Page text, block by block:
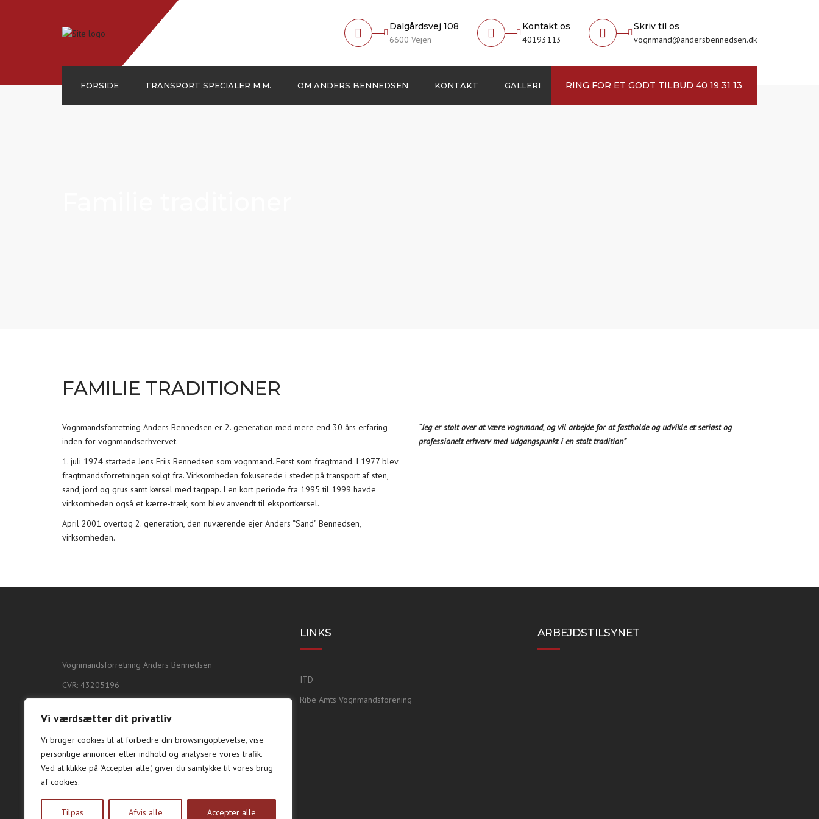
Vi værdsætter dit privatliv
Vi bruger cookies til at forbedre din browsingoplevelse, vise
personlige annoncer eller indhold og analysere vores trafik.
Ved at klikke på "Accepter alle", giver du samtykke til vores brug
af cookies.
Tilpas Afvis alle Accepter alle
Dalgårdsvej 108
6600 Vejen
Kontakt os
40193113
Skriv til os
vognmand@andersbennedsen.dk
FORSIDE TRANSPORT SPECIALER M.M. OM ANDERS BENNEDSEN KONTAKT GALLERI RING FOR ET GODT TILBUD 40 19 31 13
FAMILIE TRADITIONER
Vognmandsforretning Anders Bennedsen er 2. generation med mere end 30 års erfaring
inden for vognmandserhvervet.
1. juli 1974 startede Jens Friis Bennedsen som vognmand. Først som fragtmand. I 1977 blev
fragtmandsforretningen solgt fra. Virksomheden fokuserede i stedet på transport af sten,
sand, jord og grus samt kørsel med tagpap. I en kort periode fra 1995 til 1999 havde
virksomheden også et kærre-træk, som blev anvendt til eksportkørsel.
April 2001 overtog 2. generation, den nuværende ejer Anders “Sand” Bennedsen,
virksomheden.
“Jeg er stolt over at være vognmand, og vil arbejde for at fastholde og udvikle et seriøst og
professionelt erhverv med udgangspunkt i en stolt tradition”
Vognmandsforretning Anders Bennedsen
CVR: 43205196
6600 Vejen
Tlf.:40 19 31 13
Mail: vognmand@andersbennedsen.dk
LINKS
ITD
Ribe Amts Vognmandsforening
ARBEJDSTILSYNET